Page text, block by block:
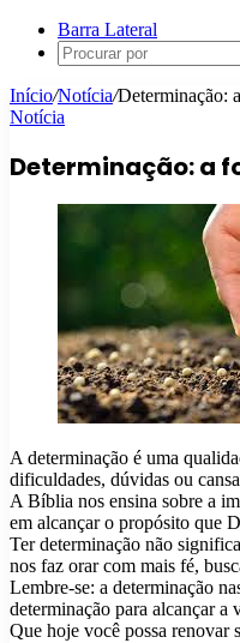
Barra Lateral
Início/Notícia/Determinação:
Notícia
Determinação: a
A determinação é uma
dificuldades, dúvidas ou
A Bíblia nos ensina sobre a
em alcançar o propósito que
Ter determinação não
nos faz orar com mais fé,
Lembre-se: a determinação
determinação para alcançar a
Que hoje você possa renovar